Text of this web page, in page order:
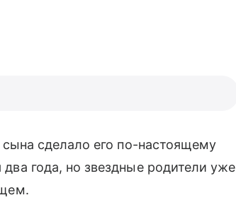
сделало его по-настоящему
года, но звездные родители уже